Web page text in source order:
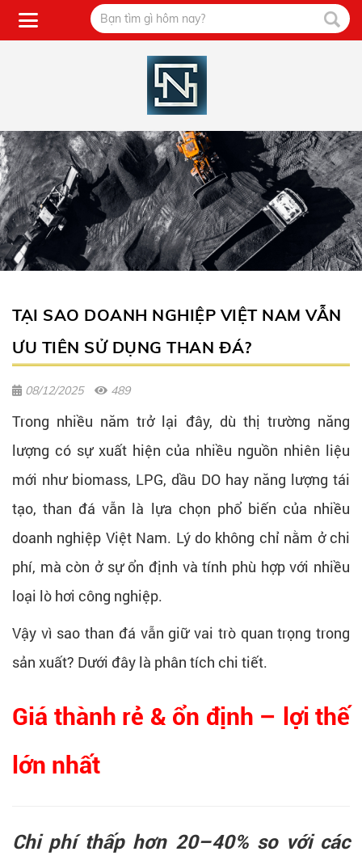
TẠI SAO DOANH NGHIỆP VIỆT NAM VẪN
ƯU TIÊN SỬ DỤNG THAN ĐÁ?
08/12/2025 489
Trong nhiều năm trở lại đây, dù thị trường năng
lượng có sự xuất hiện của nhiều nguồn nhiên liệu
mới như biomass, LPG, dầu DO hay năng lượng tái
tạo, than đá vẫn là lựa chọn phổ biến của nhiều
doanh nghiệp Việt Nam. Lý do không chỉ nằm ở chi
phí, mà còn ở sự ổn định và tính phù hợp với nhiều
loại lò hơi công nghiệp.
Vậy vì sao than đá vẫn giữ vai trò quan trọng trong
sản xuất? Dưới đây là phân tích chi tiết.
Giá thành rẻ & ổn định – lợi thế
lớn nhất
Chi phí thấp hơn 20–40% so với các